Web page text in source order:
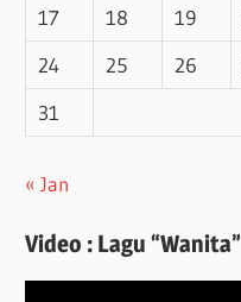
17
18 19
24
25 26
31
« Jan
Video : Lagu “Wanita”